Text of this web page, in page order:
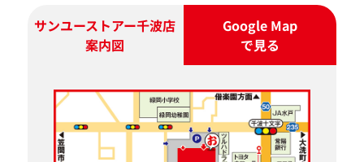
サンユーストアー千波店
案内図
Google Map
で見る